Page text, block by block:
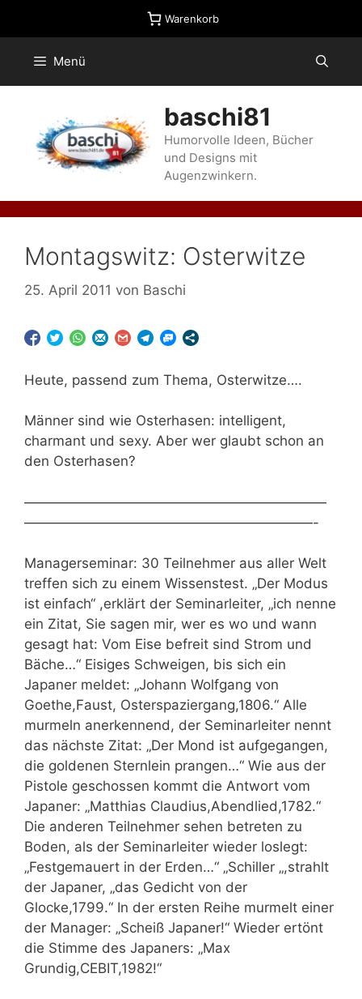
Warenkorb
Menü
baschi81
Humorvolle Ideen, Bücher
und Designs mit
Augenzwinkern.
Montagswitz: Osterwitze
25. April 2011 von Baschi
Heute, passend zum Thema, Osterwitze….
Männer sind wie Osterhasen: intelligent,
charmant und sexy. Aber wer glaubt schon an
den Osterhasen?
——————————————————————
—————————————————————-
Managerseminar: 30 Teilnehmer aus aller Welt
treffen sich zu einem Wissenstest. „Der Modus
ist einfach“ ,erklärt der Seminarleiter, „ich nenne
ein Zitat, Sie sagen mir, wer es wo und wann
gesagt hat: Vom Eise befreit sind Strom und
Bäche…“ Eisiges Schweigen, bis sich ein
Japaner meldet: „Johann Wolfgang von
Goethe,Faust, Osterspaziergang,1806.“ Alle
murmeln anerkennend, der Seminarleiter nennt
das nächste Zitat: „Der Mond ist aufgegangen,
die goldenen Sternlein prangen…“ Wie aus der
Pistole geschossen kommt die Antwort vom
Japaner: „Matthias Claudius,Abendlied,1782.“
Die anderen Teilnehmer sehen betreten zu
Boden, als der Seminarleiter wieder loslegt:
„Festgemauert in der Erden…“ „Schiller „,strahlt
der Japaner, „das Gedicht von der
Glocke,1799.“ In der ersten Reihe murmelt einer
der Manager: „Scheiß Japaner!“ Wieder ertönt
die Stimme des Japaners: „Max
Grundig,CEBIT,1982!“